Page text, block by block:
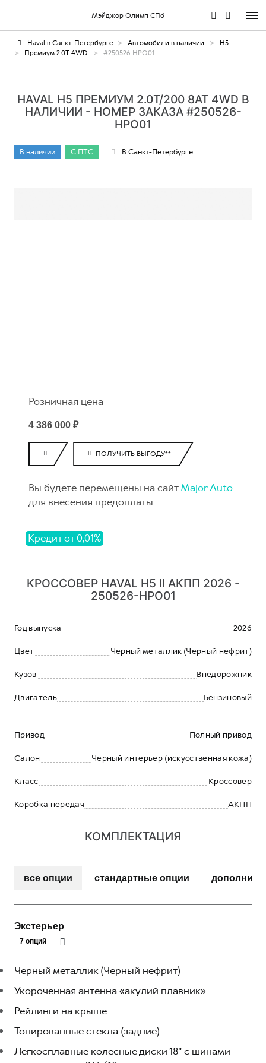
Мэйджор Олимп СПб
Haval в Санкт-Петербурге Автомобили в наличии
H5
Премиум 2.0T 4WD
#250526-HPO01
HAVAL H5 ПРЕМИУМ 2.0T/200 8AT 4WD В
НАЛИЧИИ - НОМЕР ЗАКАЗА #250526-
HPO01
В наличии С ПТС В Санкт-Петербурге
Розничная цена
4 386 000 ₽
ПОЛУЧИТЬ ВЫГОДУ**
Вы будете перемещены на сайтMajor Auto
для внесения предоплаты
Кредит от 0,01%
КРОССОВЕР HAVAL H5 II АКПП 2026 -
250526-HPO01
Год выпуска 2026
Цвет Черный металлик (Черный нефрит)
Кузов Внедорожник
Двигатель Бензиновый
Привод Полный привод
Салон Черный интерьер (искусственная кожа)
Класс Кроссовер
Коробка передач АКПП
КОМПЛЕКТАЦИЯ
все опции стандартные опции
Экстерьер
7 опций
Черный металлик (Черный нефрит)
Укороченная антенна «акулий плавник»
Рейлинги на крыше
Тонированные стекла (задние)
Легкосплавные колесные диски 18" с шинами